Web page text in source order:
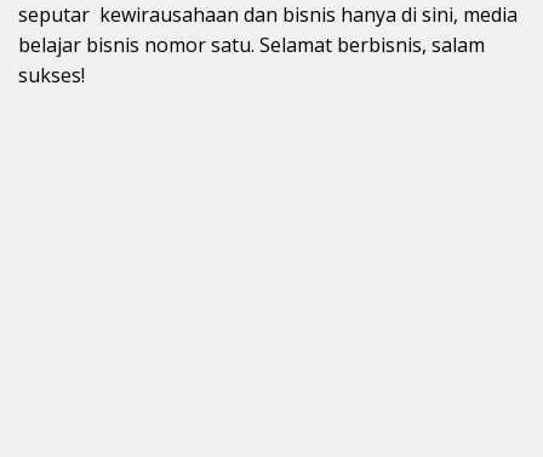
seputar kewirausahaan dan bisnis hanya di sini, media
belajar bisnis nomor satu. Selamat berbisnis, salam
sukses!